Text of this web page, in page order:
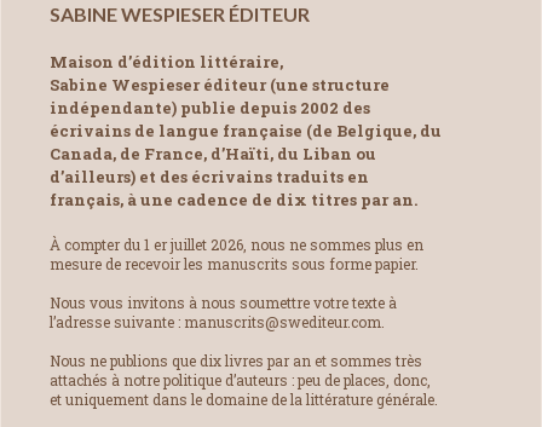
SABINE WESPIESER ÉDITEUR
Maison d’édition littéraire,
Sabine Wespieser éditeur (une structure
indépendante) publie depuis 2002 des
écrivains de langue française (de Belgique, du
Canada, de France, d’Haïti, du Liban ou
d’ailleurs) et des écrivains traduits en
français, à une cadence de dix titres par an.
À compter du 1 er juillet 2026, nous ne sommes plus en
mesure de recevoir les manuscrits sous forme papier.
Nous vous invitons à nous soumettre votre texte à
l’adresse suivante : manuscrits@swediteur.com.
Nous ne publions que dix livres par an et sommes très
attachés à notre politique d’auteurs : peu de places, donc,
et uniquement dans le domaine de la littérature générale.